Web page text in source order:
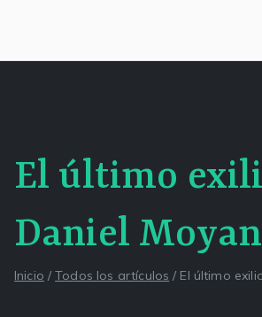
contenido
Centro
El último
Daniel
Inicio Todos los artículos El último